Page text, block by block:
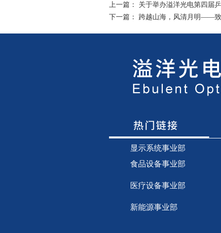
上一篇： 关于举办溢洋光电第四届
下一篇： 跨越山海，风清月明——致
显示系统事业部
食品设备事业部
医疗设备事业部
新能源事业部